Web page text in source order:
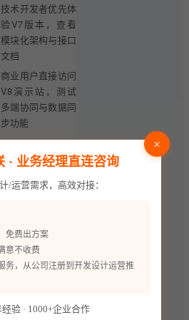
技术开发者优先体
验V7版本，查看
模块化架构与接口
文档
商业用户直接访问
V8演示站，测试
多端协同与数据同
步功能
核心功能
解析
商业版V8
特性
道管理系统
色权限配置，可同
×
· 业务经理直连咨询
/运营需求，高效对接：
免费出方案
意不收费
务，从公司注册到开发设计运营推
经验 · 1000+企业合作